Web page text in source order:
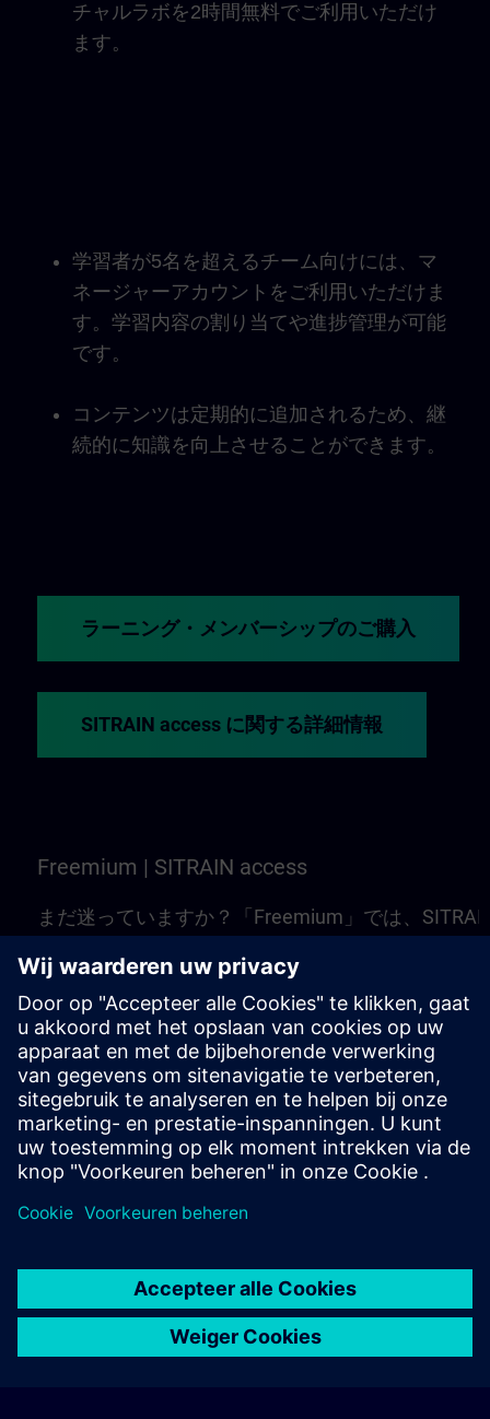
explore
チャルラボを2時間無料でご利用いただけ
ます。
学習者が5名を超えるチーム向けには、マ
ネージャーアカウントをご利用いただけま
す。学習内容の割り当てや進捗管理が可能
です。
コンテンツは定期的に追加されるため、継
続的に知識を向上させることができます。
ラーニング・メンバーシップのご購入
SITRAIN access に関する詳細情報
Freemium | SITRAIN access
まだ迷っていますか？「Freemium」では、
コースを体験いただけます。 無料でご利用いただ
め、「Learning Membership」への登録は不要です
Freemium | SITRAIN access をお試しくださ